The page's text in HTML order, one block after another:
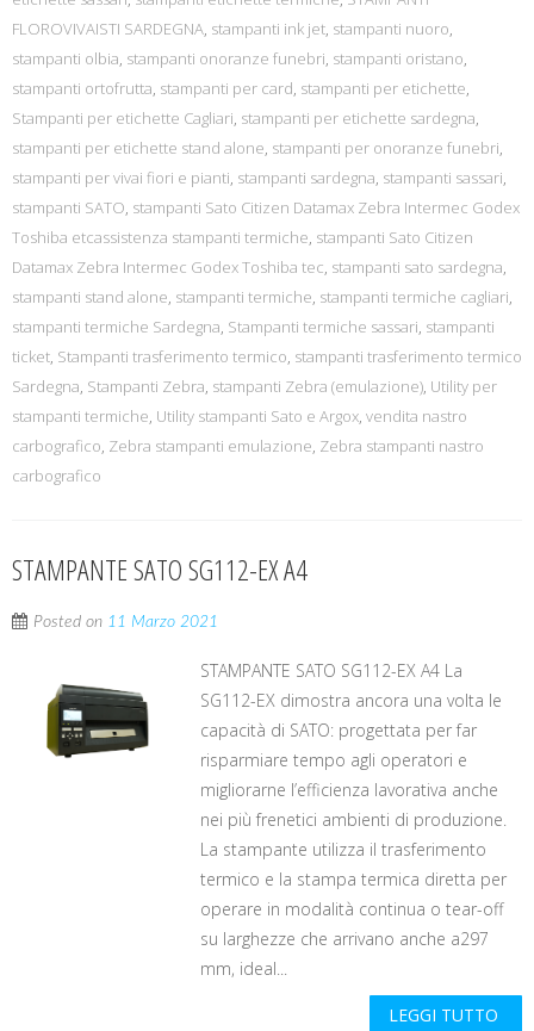
FLOROVIVAISTI SARDEGNA, stampanti ink jet, stampanti nuoro,
stampanti olbia, stampanti onoranze funebri, stampanti oristano,
stampanti ortofrutta, stampanti per card, stampanti per etichette,
Stampanti per etichette Cagliari, stampanti per etichette sardegna,
stampanti per etichette stand alone, stampanti per onoranze funebri,
stampanti per vivai fiori e pianti, stampanti sardegna, stampanti sassari,
stampanti SATO, stampanti Sato Citizen Datamax Zebra Intermec Godex
Toshiba etcassistenza stampanti termiche, stampanti Sato Citizen
Datamax Zebra Intermec Godex Toshiba tec, stampanti sato sardegna,
stampanti stand alone, stampanti termiche, stampanti termiche cagliari,
stampanti termiche Sardegna, Stampanti termiche sassari, stampanti
ticket, Stampanti trasferimento termico, stampanti trasferimento termico
Sardegna, Stampanti Zebra, stampanti Zebra (emulazione), Utility per
stampanti termiche, Utility stampanti Sato e Argox, vendita nastro
carbografico, Zebra stampanti emulazione, Zebra stampanti nastro
carbografico
STAMPANTE SATO SG112-EX A4
Posted on 11 Marzo 2021
STAMPANTE SATO SG112-EX A4 La
SG112-EX dimostra ancora una volta le
capacità di SATO: progettata per far
risparmiare tempo agli operatori e
migliorarne l’efficienza lavorativa anche
nei più frenetici ambienti di produzione.
La stampante utilizza il trasferimento
termico e la stampa termica diretta per
operare in modalità continua o tear-off
su larghezze che arrivano anche a297
mm, ideal...
LEGGI TUTTO